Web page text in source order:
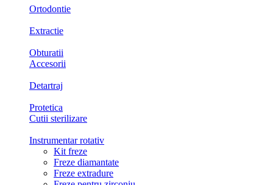
Ortodontie
Extractie
Obturatii
Accesorii
Detartraj
Protetica
Cutii sterilizare
Instrumentar rotativ
Kit freze
Freze diamantate
Freze extradure